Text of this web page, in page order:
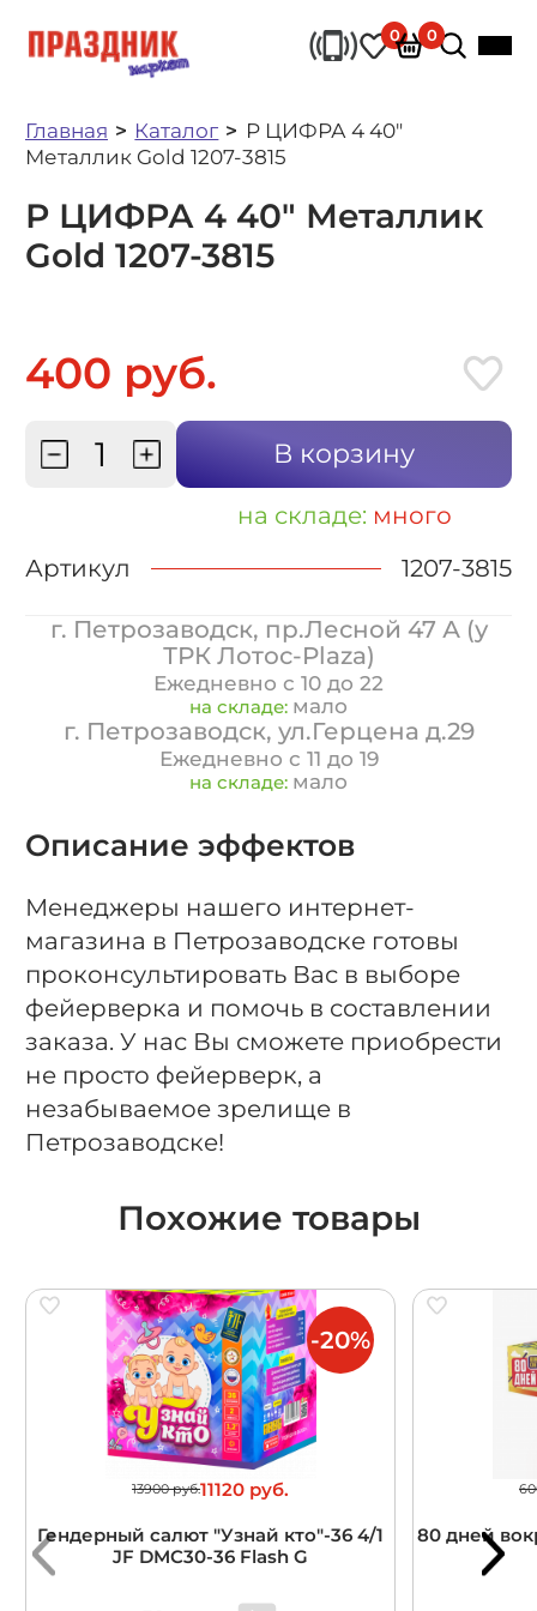
0 0
Главная Каталог
Р ЦИФРА 4 40"
Металлик Gold 1207-3815
Р ЦИФРА 4 40" Металлик
Gold 1207-3815
400 руб.
В корзину
на складе: много
Артикул
1207-3815
г. Петрозаводск, пр.Лесной 47 А (у
ТРК Лотос-Plaza)
Ежедневно с 10 до 22
на складе: мало
г. Петрозаводск, ул.Герцена д.29
Ежедневно с 11 до 19
на складе: мало
Описание эффектов
Менеджеры нашего интернет-
магазина в Петрозаводске готовы
проконсультировать Вас в выборе
фейерверка и помочь в составлении
заказа. У нас Вы сможете приобрести
не просто фейерверк, а
незабываемое зрелище в
Петрозаводске!
Похожие товары
13900 руб.11120 руб.
Гендерный салют "Узнай кто"-36 4/1
JF DMC30-36 Flash G
-20%
80 дней